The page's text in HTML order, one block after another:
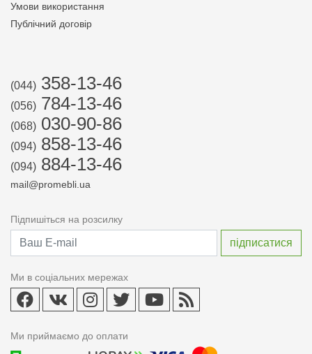
Умови використання
Публічний договір
(044) 358-13-46
(056) 784-13-46
(068) 030-90-86
(094) 858-13-46
(094) 884-13-46
mail@promebli.ua
Підпишіться на розсилку
Ми в соціальних мережах
Ми приймаємо до оплати